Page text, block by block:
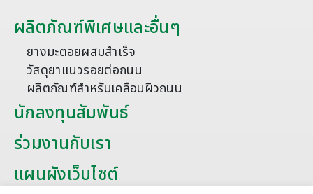
ผลิตภัณฑ์พิเศษและอื่นๆ
ยางมะตอยผสมสำเร็จ
วัสดุยาแนวรอยต่อถนน
ผลิตภัณฑ์สำหรับเคลือบผิวถนน
นักลงทุนสัมพันธ์
ร่วมงานกับเรา
แผนผังเว็บไซต์